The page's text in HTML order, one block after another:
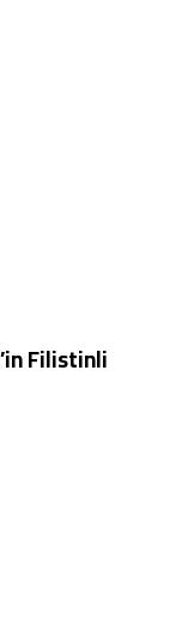
Filistinli